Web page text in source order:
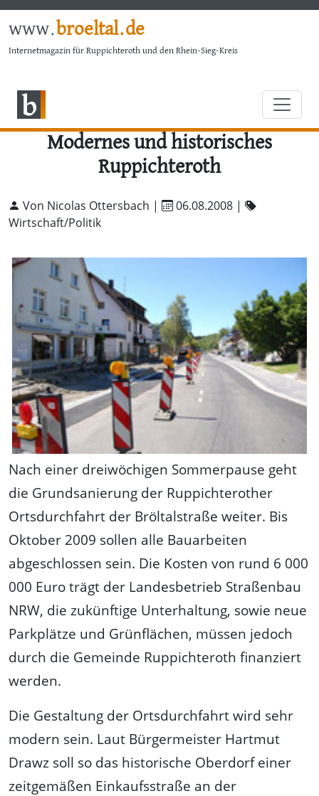
www.broeltal.de
Internetmagazin für Ruppichteroth und den Rhein-Sieg-Kreis
Modernes und historisches
Ruppichteroth
Von Nicolas Ottersbach | 06.08.2008 |
Wirtschaft/Politik
Nach einer dreiwöchigen Sommerpause geht
die Grundsanierung der Ruppichterother
Ortsdurchfahrt der Bröltalstraße weiter. Bis
Oktober 2009 sollen alle Bauarbeiten
abgeschlossen sein. Die Kosten von rund 6 000
000 Euro trägt der Landesbetrieb Straßenbau
NRW, die zukünftige Unterhaltung, sowie neue
Parkplätze und Grünflächen, müssen jedoch
durch die Gemeinde Ruppichteroth finanziert
werden.
Die Gestaltung der Ortsdurchfahrt wird sehr
modern sein. Laut Bürgermeister Hartmut
Drawz soll so das historische Oberdorf einer
zeitgemäßen Einkaufsstraße an der